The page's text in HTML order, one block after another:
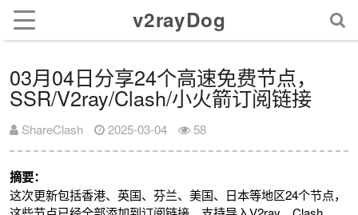
v2rayDog
03月04日分享24个高速免费节点，
SSR/V2ray/Clash/小火箭订阅链接
ShareClash 2025-03-04 58
摘要：
这次更新包括香港、英国、芬兰、美国、日本等地区24个节点，